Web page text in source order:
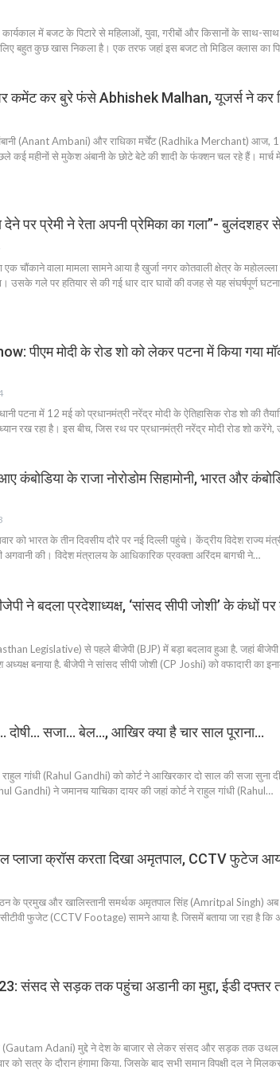
में बजट के पिटारे से महिलाओं, युवा, गरीबों और किसानों के साथ-
बहुत कुछ खास निकला है। एक तरफ जहां इस बजट तो मिडिल क्लास का
कमेंट कर बुरे फंसे Abhishek Malhan, यूजर्स ने कर
(Anant Ambani) और राधिका मर्चेंट (Radhika Merchant) आज,
कई महीनों से मुकेश अंबानी के छोटे बेटे की शादी के फंक्शन चल रहे हैं। मार्च
पर प्रेमी ने रेता अपनी प्रेमिका का गला”- बुलंदशहर
चौंकाने वाला मामला सामने आया है खुर्जा नगर कोतवाली क्षेत्र के
उसके गले पर हतियार से की गई धार दार घावों की वजह से यह संघर्षपूर्ण
पीएम मोदी के रोड शो को लेकर पटना में किया गया
में 12 मई को प्रधानमंत्री नरेंद्र मोदी के ऐतिहासिक रोड शो की
रख रहा है। इस बीच, जिस रथ पर प्रधानमंत्री नरेंद्र मोदी रोड शो
कंबोडिया के राजा नोरोडोम सिहामोनी, भारत और
को भारत के तीन दिवसीय दौरे पर नई दिल्ली पहुंचे। केंद्रीय विदेश राज्य
अगवानी की। विदेश मंत्रालय के आधिकारिक प्रवक्ता अरिंदम बागची ने…
ने बदला प्रदेशाध्यक्ष, ‘सांसद सीपी जोशी’ के कंधों पर
Legislative) से पहले बीजेपी (BJP) में बड़ा बदलाव हुआ है. जहां
बनाया है. बीजेपी ने सांसद सीपी जोशी (CP Joshi) को वफादारी का
दोषी… सजा… बेल…, आखिर क्या है चार साल पूराना…
गांधी (Rahul Gandhi) को कोर्ट ने आखिरकार दो साल की सजा सुना
Gandhi) ने जमानच याचिका दायर की जहां कोर्ट ने राहुल गांधी (Rahul…
प्लाजा क्रॉस करता दिखा अमृतपाल, CCTV फुटेज
के प्रमुख और खालिस्तानी समर्थक अमृतपाल सिंह (Amritpal Singh) अब
फुजेट (CCTV Footage) सामने आया है. जिसमें बताया जा रहा है कि
से सड़क तक पहुंचा अडानी का मुद्दा, ईडी दफ्तर
Adani) मुद्दे ने देश के बाजार से लेकर संसद और सड़क तक उथल
को सत्र के दौरान हंगामा किया. जिसके बाद सभी समान विपक्षी दल ने